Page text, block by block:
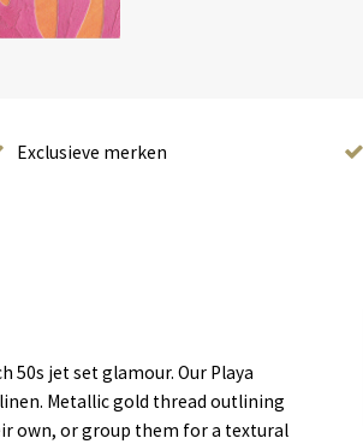
Exclusieve merken
50s jet set glamour. Our Playa
Metallic gold thread outlining
own, or group them for a textural